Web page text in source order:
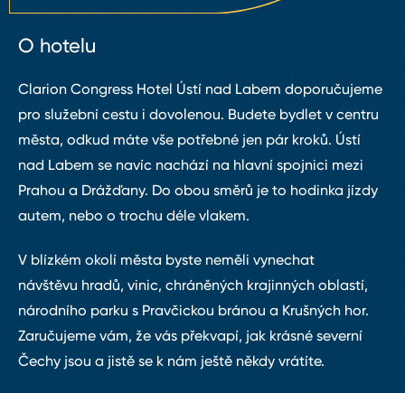
O hotelu
Clarion Congress Hotel Ústí nad Labem doporučujeme
pro služební cestu i dovolenou. Budete bydlet v centru
města, odkud máte vše potřebné jen pár kroků. Ústí
nad Labem se navíc nachází na hlavní spojnici mezi
Prahou a Drážďany. Do obou směrů je to hodinka jízdy
autem, nebo o trochu déle vlakem.
V blízkém okolí města byste neměli vynechat
návštěvu hradů, vinic, chráněných krajinných oblastí,
národního parku s Pravčickou bránou a Krušných hor.
Zaručujeme vám, že vás překvapí, jak krásné severní
Čechy jsou a jistě se k nám ještě někdy vrátíte.